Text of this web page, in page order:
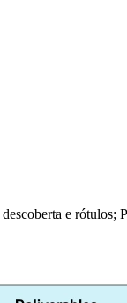
e rótulos;